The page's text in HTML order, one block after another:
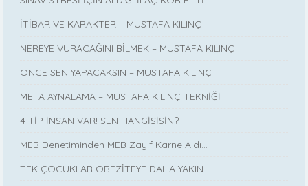
İTİBAR VE KARAKTER – MUSTAFA KILINÇ
NEREYE VURACAĞINI BİLMEK – MUSTAFA KILINÇ
ÖNCE SEN YAPACAKSIN – MUSTAFA KILINÇ
META AYNALAMA – MUSTAFA KILINÇ TEKNİĞİ
4 TİP İNSAN VAR! SEN HANGİSİSİN?
MEB Denetiminden MEB Zayıf Karne Aldı…
TEK ÇOCUKLAR OBEZİTEYE DAHA YAKIN